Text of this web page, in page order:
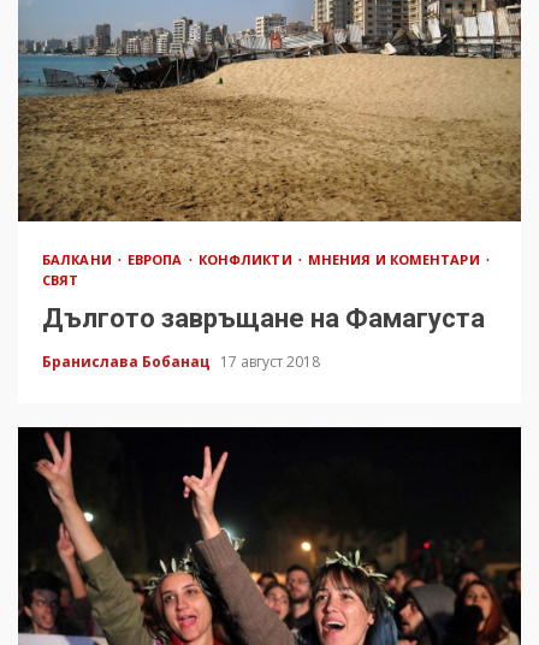
БАЛКАНИ ЕВРОПА КОНФЛИКТИ
МНЕНИЯ И КОМЕНТАРИ
СВЯТ
Дългото завръщане на Фамагуста
Бранислава Бобанац 17 август 2018